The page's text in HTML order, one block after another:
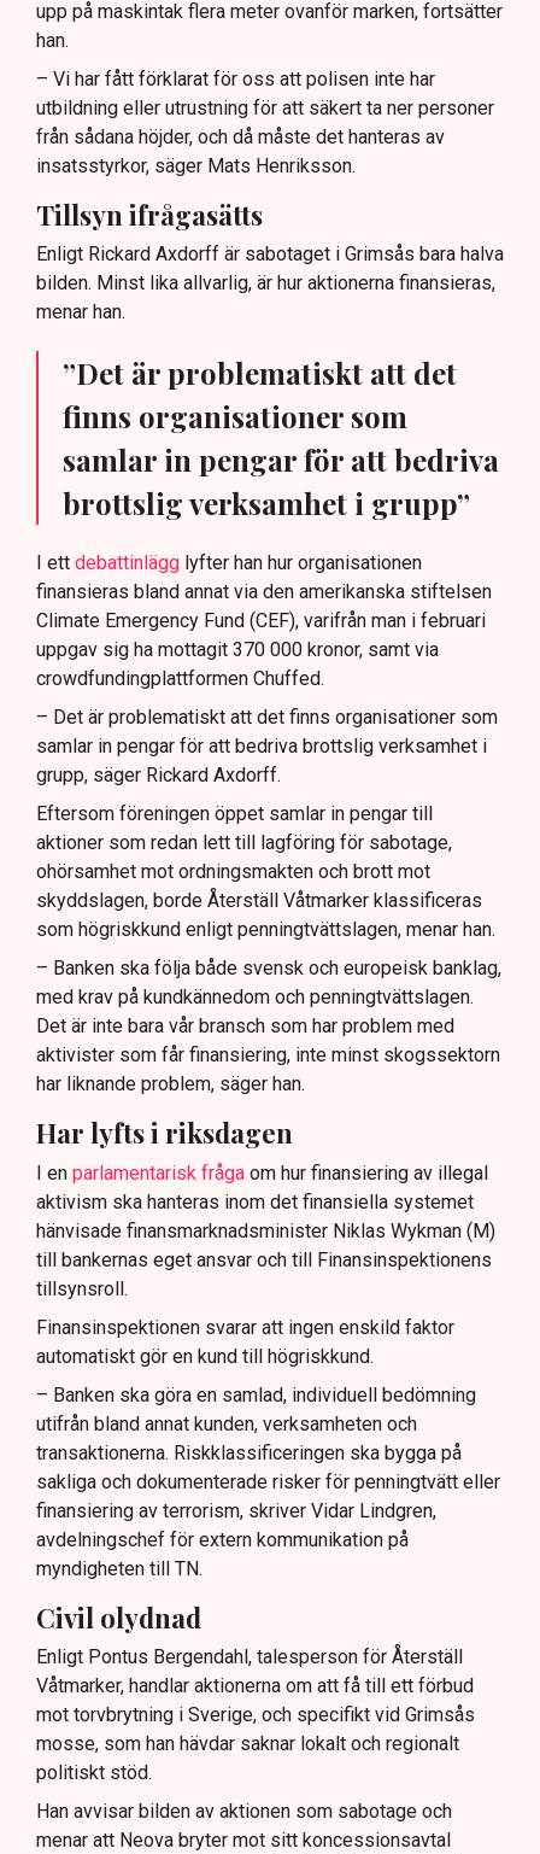
upp på maskintak flera meter ovanför marken, fortsätter
han.
– Vi har fått förklarat för oss att polisen inte har
utbildning eller utrustning för att säkert ta ner personer
från sådana höjder, och då måste det hanteras av
insatsstyrkor, säger Mats Henriksson.
Tillsyn ifrågasätts
Enligt Rickard Axdorff är sabotaget i Grimsås bara halva
bilden. Minst lika allvarlig, är hur aktionerna finansieras,
menar han.
”Det är problematiskt att det
finns organisationer som
samlar in pengar för att bedriva
brottslig verksamhet i grupp”
I ett debattinlägg lyfter han hur organisationen
finansieras bland annat via den amerikanska stiftelsen
Climate Emergency Fund (CEF), varifrån man i februari
uppgav sig ha mottagit 370 000 kronor, samt via
crowdfundingplattformen Chuffed.
– Det är problematiskt att det finns organisationer som
samlar in pengar för att bedriva brottslig verksamhet i
grupp, säger Rickard Axdorff.
Eftersom föreningen öppet samlar in pengar till
aktioner som redan lett till lagföring för sabotage,
ohörsamhet mot ordningsmakten och brott mot
skyddslagen, borde Återställ Våtmarker klassificeras
som högriskkund enligt penningtvättslagen, menar han.
– Banken ska följa både svensk och europeisk banklag,
med krav på kundkännedom och penningtvättslagen.
Det är inte bara vår bransch som har problem med
aktivister som får finansiering, inte minst skogssektorn
har liknande problem, säger han.
Har lyfts i riksdagen
I en parlamentarisk fråga om hur finansiering av illegal
aktivism ska hanteras inom det finansiella systemet
hänvisade finansmarknadsminister Niklas Wykman (M)
till bankernas eget ansvar och till Finansinspektionens
tillsynsroll.
Finansinspektionen svarar att ingen enskild faktor
automatiskt gör en kund till högriskkund.
– Banken ska göra en samlad, individuell bedömning
utifrån bland annat kunden, verksamheten och
transaktionerna. Riskklassificeringen ska bygga på
sakliga och dokumenterade risker för penningtvätt eller
finansiering av terrorism, skriver Vidar Lindgren,
avdelningschef för extern kommunikation på
myndigheten till TN.
Civil olydnad
Enligt Pontus Bergendahl, talesperson för Återställ
Våtmarker, handlar aktionerna om att få till ett förbud
mot torvbrytning i Sverige, och specifikt vid Grimsås
mosse, som han hävdar saknar lokalt och regionalt
politiskt stöd.
Han avvisar bilden av aktionen som sabotage och
menar att Neova bryter mot sitt koncessionsavtal